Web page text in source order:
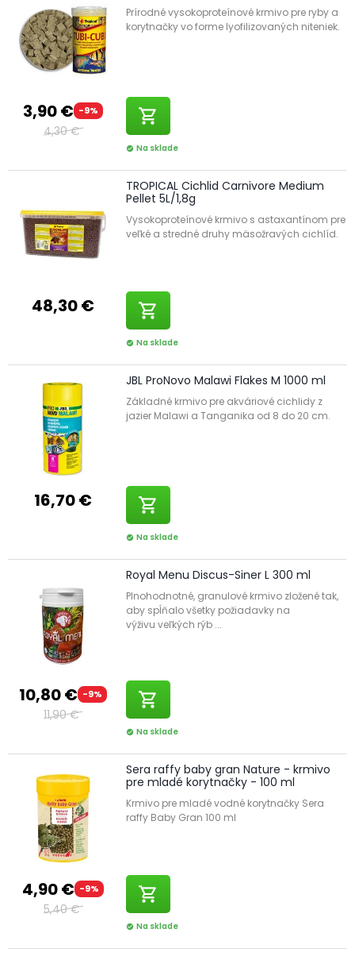
3,90 € -9%
4,30 €
Prírodné vysokoproteínové krmivo pre ryby a
korytnačky vo forme lyofilizovaných niteniek.
shopping_cart
check_circle Na sklade
48,30 €
TROPICAL Cichlid Carnivore Medium
Pellet 5L/1,8g
Vysokoproteínové krmivo s astaxantínom pre
veľké a stredné druhy mäsožravých cichlíd.
shopping_cart
check_circle Na sklade
16,70 €
JBL ProNovo Malawi Flakes M 1000 ml
Základné krmivo pre akváriové cichlidy z
jazier Malawi a Tanganika od 8 do 20 cm.
shopping_cart
check_circle Na sklade
10,80 € -9%
11,90 €
Royal Menu Discus-Siner L 300 ml
Plnohodnotné, granulové krmivo zložené tak,
aby spĺňalo všetky požiadavky na
výživu veľkých rýb ...
shopping_cart
check_circle Na sklade
4,90 € -9%
5,40 €
Sera raffy baby gran Nature - krmivo
pre mladé korytnačky - 100 ml
Krmivo pre mladé vodné korytnačky Sera
raffy Baby Gran 100 ml
shopping_cart
check_circle Na sklade